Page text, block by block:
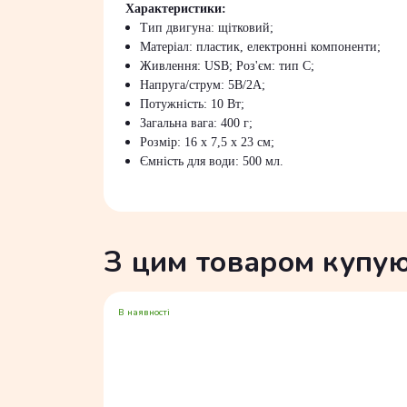
Характеристики:
Тип двигуна: щітковий;
Матеріал: пластик, електронні компоненти;
Живлення: USB; Роз'єм: тип С;
Напруга/струм: 5В/2А;
Потужність: 10 Вт;
Загальна вага: 400 г;
Розмір: 16 х 7,5 х 23 см;
Ємність для води: 500 мл.
З цим товаром
В наявності